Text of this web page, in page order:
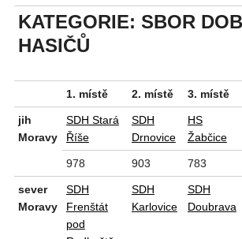
KATEGORIE: SBOR
HASIČŮ
1. místě 2. místě 3. místě
jih
Moravy
SDH Stará
Říše
SDH
Drnovice
HS
Žabčice
978 903 783
sever
Moravy
SDH
Frenštát
pod
SDH
Karlovice
SDH
Doubrava